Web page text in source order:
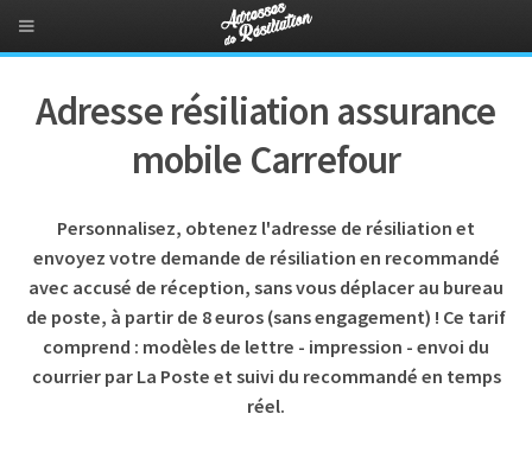
Adresse résiliation assurance
mobile Carrefour
Personnalisez, obtenez l'adresse de résiliation et
envoyez votre demande de résiliation en recommandé
avec accusé de réception, sans vous déplacer au bureau
de poste, à partir de 8 euros (sans engagement) ! Ce tarif
comprend : modèles de lettre - impression - envoi du
courrier par La Poste et suivi du recommandé en temps
réel.